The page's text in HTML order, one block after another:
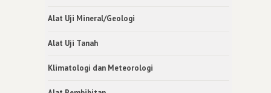
Alat Uji Mineral/Geologi
Alat Uji Tanah
Klimatologi dan Meteorologi